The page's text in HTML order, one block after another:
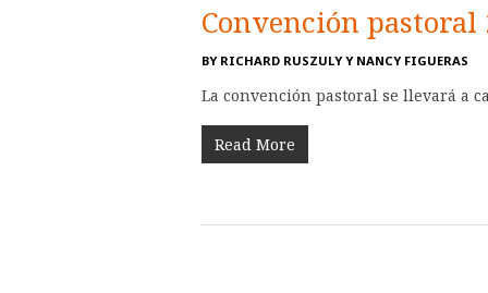
Convención pastoral
BY RICHARD RUSZULY Y NANCY FIGUERAS
La convención pastoral se llevará a
Read More